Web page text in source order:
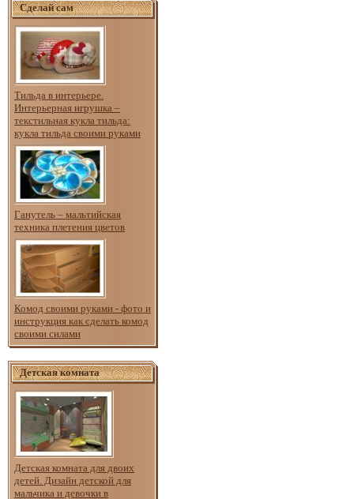
Сделай сам
Тильда в интерьере.
Интерьерная игрушка –
текстильная кукла тильда:
кукла тильда своими руками
Ганутель – мальтийская
техника плетения цветов
Комод своими руками - фото и
инструкция как сделать комод
своими силами
Детская комната
Детская комната для двоих
детей. Дизайн детской для
мальчика и девочки в